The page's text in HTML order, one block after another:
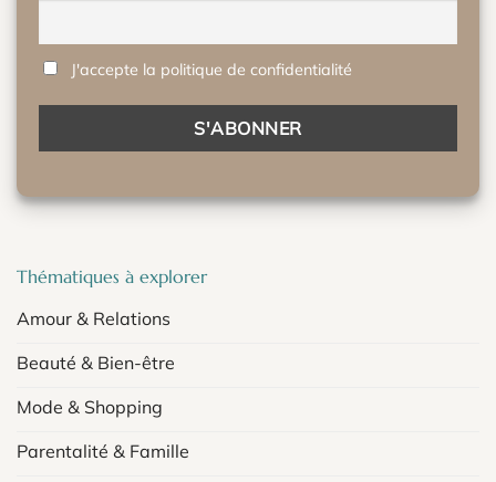
J'accepte la politique de confidentialité
Thématiques à explorer
Amour & Relations
Beauté & Bien-être
Mode & Shopping
Parentalité & Famille